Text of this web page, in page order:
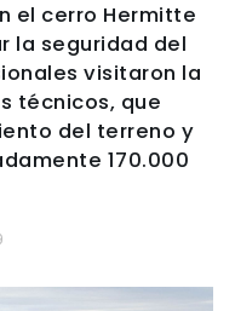
el cerro Hermitte
la seguridad del
visitaron la
técnicos, que
del terreno y
170.000